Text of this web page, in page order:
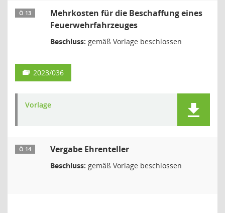
Ö 13
Mehrkosten für die Beschaffung eines
Feuerwehrfahrzeuges
Beschluss: gemäß Vorlage beschlossen
2023/036
Vorlage
Ö 14 Vergabe Ehrenteller
Beschluss: gemäß Vorlage beschlossen